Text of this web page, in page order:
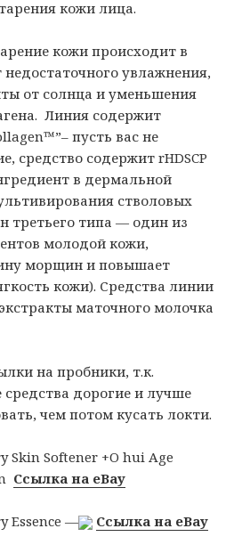
кожи лица.
кожи происходит в
недостаточного увлажнения,
от солнца и уменьшения
Линия содержит
пусть вас не
средство содержит rHDSCP
в дермальной
стволовых
третьего типа — один из
молодой кожи,
морщин и повышает
кожи). Средства линии
маточного молочка
на пробники, т.к.
дорогие и лучше
чем потом кусать локти.
Skin Softener +O hui Age
Ссылка на eBay
Essence — Ссылка на eBay